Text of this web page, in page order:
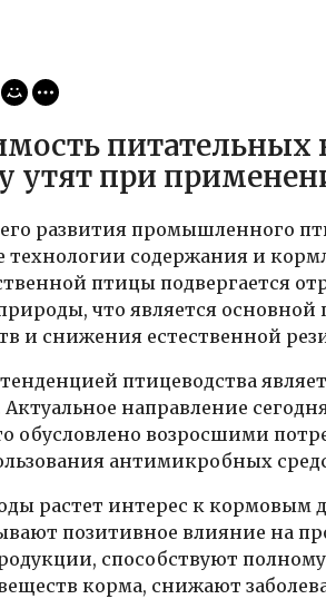
питательных
утят при
развития промышленного
технологии содержания и
птицы подвергается
что является
и снижения естественной
птицеводства
Актуальное направление
обусловлено возросшими
антимикробных
растет интерес к
позитивное влияние на
способствуют
корма, снижают